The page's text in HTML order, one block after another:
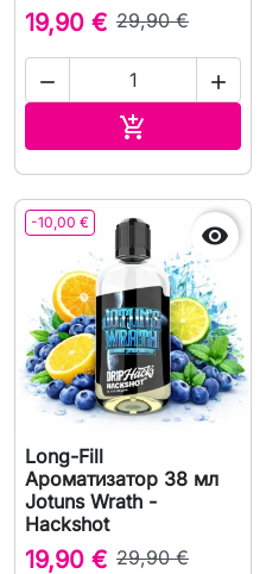
19,90 € 29,90 €
 

-10,00 € 
Long-Fill
Ароматизатор 38 мл
Jotuns Wrath -
Hackshot
19,90 € 29,90 €